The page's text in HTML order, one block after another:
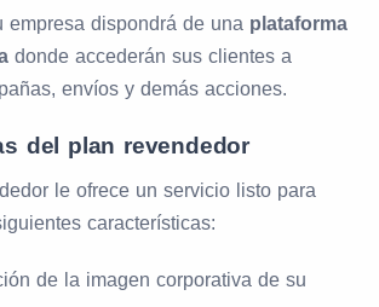
empresa dispondrá de una plataforma
donde accederán sus clientes a
envíos y demás acciones.
del plan revendedor
le ofrece un servicio listo para
características:
de la imagen corporativa de su